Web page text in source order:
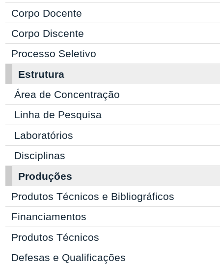
Corpo Docente
Corpo Discente
Processo Seletivo
Estrutura
Área de Concentração
Linha de Pesquisa
Laboratórios
Disciplinas
Produções
Produtos Técnicos e Bibliográficos
Financiamentos
Produtos Técnicos
Defesas e Qualificações